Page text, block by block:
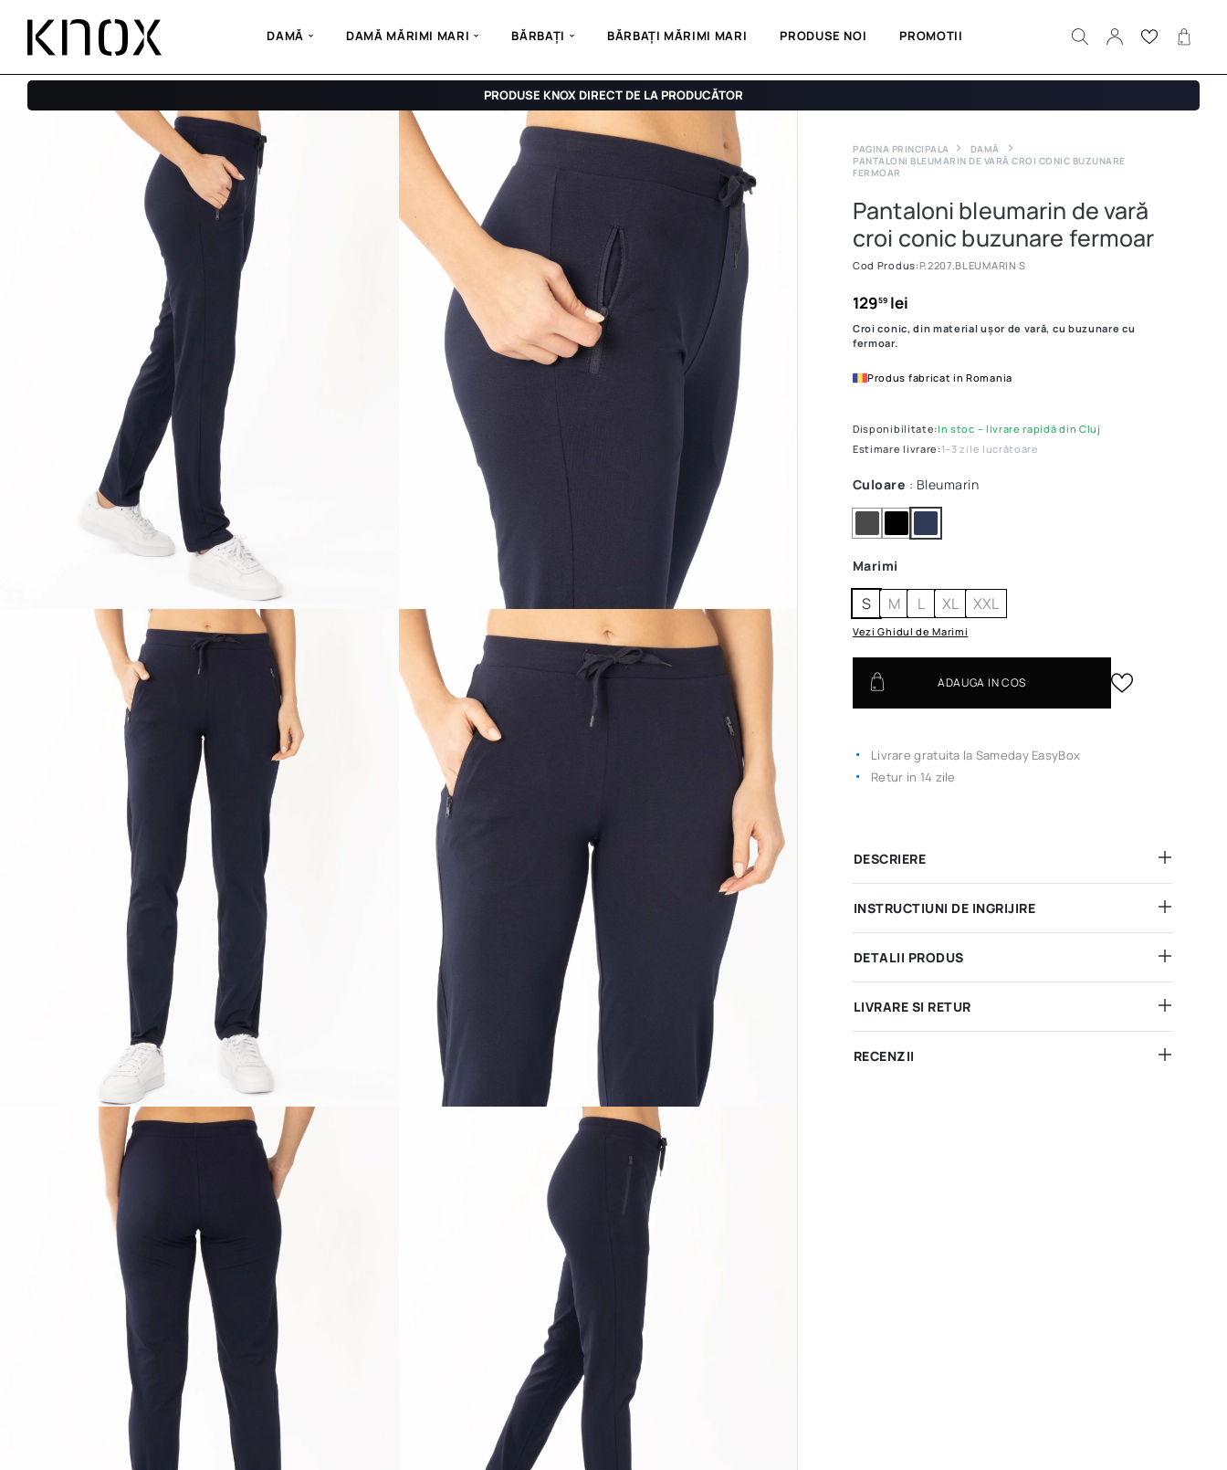
DAMĂ DAMĂ MĂRIMI MARI BĂRBAȚI BĂRBAȚI MĂRIMI MARI PRODUSE NOI PROMOTII
PRODUSE KNOX DIRECT DE LA PRODUCĂTOR
PAGINA PRINCIPALA
DAMĂ
PANTALONI BLEUMARIN DE VARĂ CROI CONIC BUZUNARE
FERMOAR
Pantaloni bleumarin de vară
croi conic buzunare fermoar
Cod Produs:P.2207.BLEUMARIN S
12959lei
Croi conic, din material ușor de vară, cu buzunare cu
fermoar.
Produs fabricat in Romania
Disponibilitate:In stoc – livrare rapidă din Cluj
Estimare livrare:1–3 zile lucrătoare
Culoare : Bleumarin
Marimi
S M L XL XXL
Vezi Ghidul de Marimi
ADAUGA IN COS
Livrare gratuita la Sameday EasyBox
Retur in 14 zile
DESCRIERE
INSTRUCTIUNI DE INGRIJIRE
DETALII PRODUS
LIVRARE SI RETUR
RECENZII